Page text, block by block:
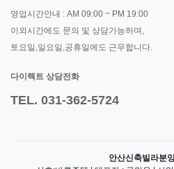
영업시간안내 : AM 09:00 ~ PM 19:00
이외시간에도 문의 및 상담가능하며,
토요일,일요일,공휴일에도 근무합니다.
다이렉트 상담전화
TEL. 031-362-5724
안산신축빌라분